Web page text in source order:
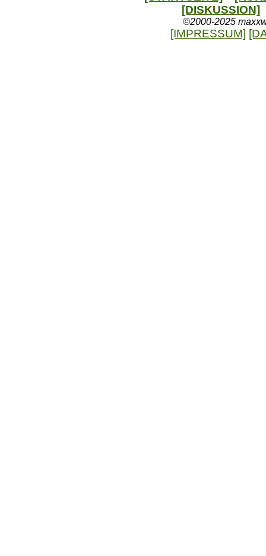
[DISKUSSION]
©2000-2025
[IMPRESSUM]